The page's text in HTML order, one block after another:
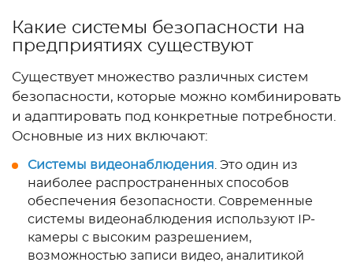
Какие системы безопасности на
предприятиях существуют
Существует множество различных систем
безопасности, которые можно комбинировать
и адаптировать под конкретные потребности.
Основные из них включают:
Системы видеонаблюдения . Это один из
наиболее распространенных способов
обеспечения безопасности. Современные
системы видеонаблюдения используют IP-
камеры с высоким разрешением,
возможностью записи видео, аналитикой